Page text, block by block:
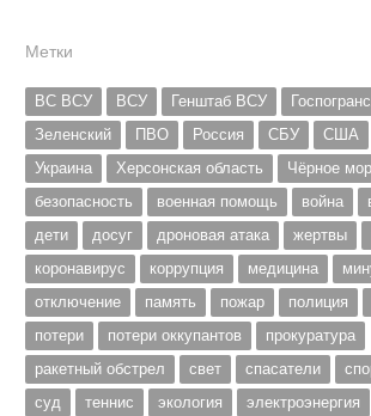
Метки
ВС ВСУ ВСУ Генштаб ВСУ
Зеленский
ПВО Россия СБУ США
Украина
Херсонская область
Чёрное
безопасность
военная помощь война
дети
досуг дроновая атака жертвы
коронавирус
коррупция медицина
отключение
память пожар полиция
потери
потери оккупантов
прокуратура
ракетный обстрел
свет спасатели
суд
теннис экология
электроэнергия